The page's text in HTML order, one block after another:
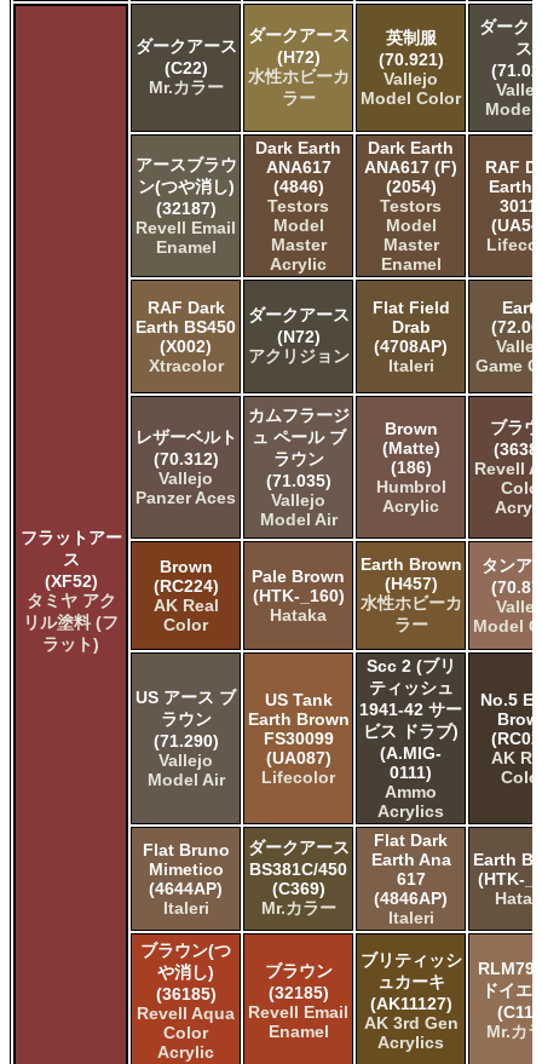
フラットアー
ス
(XF52)
タミヤ アク
リル塗料 (フ
ラット)
ダークアース
(C22)
Mr.カラー
ダークアース
(H72)
水性ホビーカ
ラー
英制服
(70.921)
Vallejo
Model Color
ダーク
ス
Model
アースブラウ
ン(つや消し)
(32187)
Revell Email
Enamel
Dark Earth
ANA617
(4846)
Testors
Model
Master
Acrylic
Dark Earth
ANA617 (F)
(2054)
Testors
Model
Master
Enamel
RAF
Earth
RAF Dark
Earth BS450
(X002)
Xtracolor
ダークアース
(N72)
アクリジョン
Flat Field
Drab
(4708AP)
Italeri
Game
レザーベルト
(70.312)
Vallejo
Panzer Aces
カムフラージ
ュ ペール ブ
ラウン
(71.035)
Vallejo
Model Air
Brown
(Matte)
(186)
Humbrol
Acrylic
ブラ
Revell
Brown
(RC224)
AK Real
Color
Pale Brown
(HTK-_160)
Hataka
Earth Brown
(H457)
水性ホビーカ
ラー
タンア
Model
US アース ブ
ラウン
(71.290)
Vallejo
Model Air
US Tank
Earth Brown
FS30099
(UA087)
Lifecolor
Scc 2 (ブリ
ティッシュ
1941-42 サー
ビス ドラブ)
(A.MIG-
0111)
Ammo
Acrylics
No.5
AK
Flat Bruno
Mimetico
(4644AP)
Italeri
ダークアース
BS381C/450
(C369)
Mr.カラー
Flat Dark
Earth Ana
617
(4846AP)
Italeri
Earth
(HTK-
ブラウン(つ
や消し)
(36185)
Revell Aqua
Color
Acrylic
ブラウン
(32185)
Revell Email
Enamel
ブリティッシ
ュカーキ
(AK11127)
AK 3rd Gen
Acrylics
RLM79
ドイエ
Mr.カ